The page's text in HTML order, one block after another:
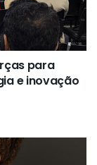
para
e inovação